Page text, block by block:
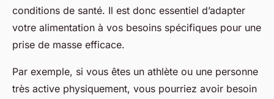
conditions de santé. Il est donc essentiel d’adapter
votre alimentation à vos besoins spécifiques pour une
prise de masse efficace.
Par exemple, si vous êtes un athlète ou une personne
très active physiquement, vous pourriez avoir besoin